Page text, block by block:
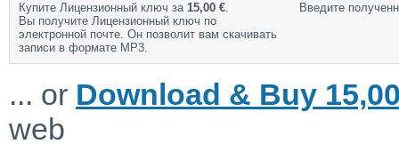
Купите Лицензионный ключ за 15,00 €.
Вы получите Лицензионный ключ по
электронной почте. Он позволит вам скачивать
записи в формате MP3.
Введите
... or Download & Buy
web